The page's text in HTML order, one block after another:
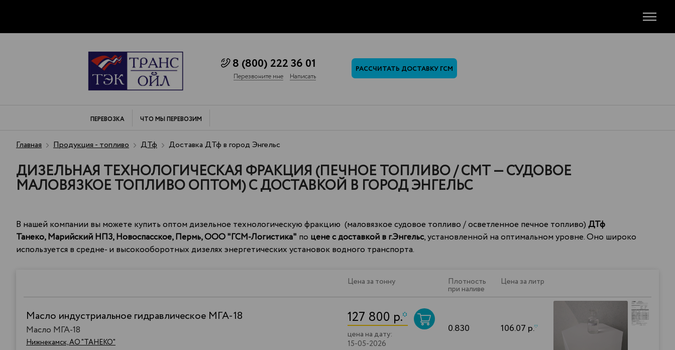
8 (800) 222 36 01
Перезвоните мне Написать
РАССЧИТАТЬ ДОСТАВКУ ГСМ
ПЕРЕВОЗКА ЧТО МЫ ПЕРЕВОЗИМ
Главная Продукция - топливо ДТф Доставка ДТф в город Энгельс
ДИЗЕЛЬНАЯ ТЕХНОЛОГИЧЕСКАЯ ФРАКЦИЯ (ПЕЧНОЕ ТОПЛИВО / СМТ — СУДОВОЕ
МАЛОВЯЗКОЕ ТОПЛИВО ОПТОМ) С ДОСТАВКОЙ В ГОРОД ЭНГЕЛЬС
В нашей компании вы можете купить оптом дизельное технологическую фракцию (маловязкое судовое топливо / осветленное печное топливо) ДТф
Танеко,Марийский НПЗ, Новоспасское, Пермь, ООО "ГСМ-Логистика" по цене с доставкой в г.Энгельс, установленной на оптимальном уровне. Оно широко
используется в средне- и высокооборотных дизелях энергетических установок водного транспорта.
Цена за тонну Плотность
при наливе
Цена за литр
Масло индустриальное гидравлическое МГА-18
Масло МГА-18
Нижнекамск, АО "ТАНЕКО"
127 800 р.*
цена на дату:
15-05-2026
0.830 106.07 р.*